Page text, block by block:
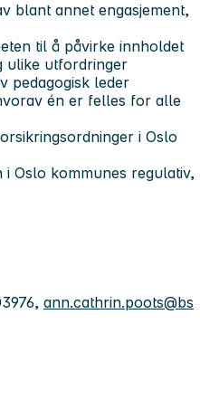
blant annet engasjement,
til å påvirke innholdet
ulike utfordringer
pedagogisk leder
én er felles for alle
i Oslo
Oslo kommunes regulativ,
ann.cathrin.poots@bs